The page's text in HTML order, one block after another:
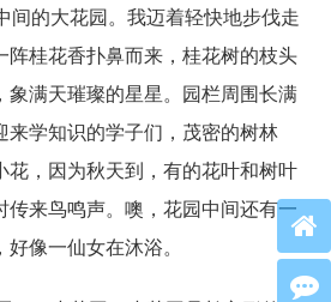
间的大花园。我迈着轻快地步伐走
阵桂花香扑鼻而来，桂花树的枝头
象满天璀璨的星星。园栏周围长满
来学知识的学子们，茂密的树林
花，因为秋天到，有的花叶和树叶
传来鸟鸣声。噢，花园中间还有一
像一仙女在沐浴。